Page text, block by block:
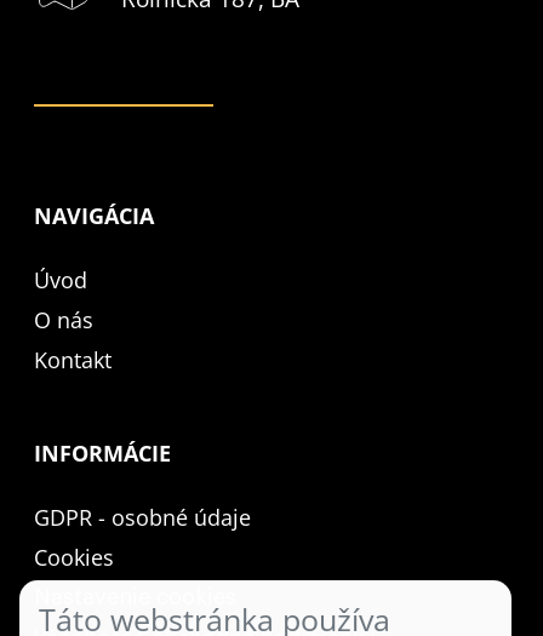
NAVIGÁCIA
Úvod
O nás
Kontakt
INFORMÁCIE
GDPR - osobné údaje
Cookies
Táto webstránka používa